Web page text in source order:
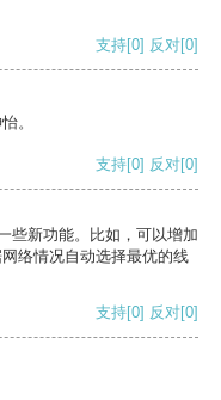
支持[0] 反对[0]
。
支持[0] 反对[0]
些新功能。比如，可以增加
络情况自动选择最优的线
支持[0] 反对[0]